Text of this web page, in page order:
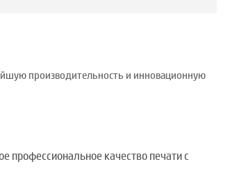
производительность и инновационную
профессиональное качество печати с